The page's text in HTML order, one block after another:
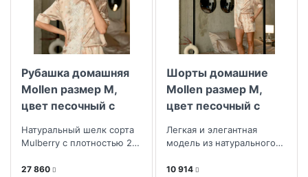
Рубашка домашняя
Mollen размер M,
цвет песочный с
Натуральный шелк сорта
Mulberry с плотностью 22
27 860
Шорты домашние
Mollen размер M,
цвет песочный с
Легкая и элегантная
модель из натурального
10 914